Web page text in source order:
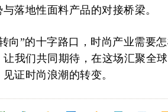
落地性面料产品的对接桥梁。
向”的十字路口，时尚产业需要
让我们共同期待，在这场汇聚全
证时尚浪潮的转变。